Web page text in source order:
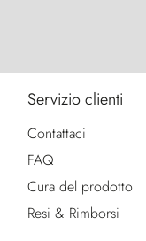
Servizio clienti
Contattaci
FAQ
Cura del prodotto
Resi & Rimborsi